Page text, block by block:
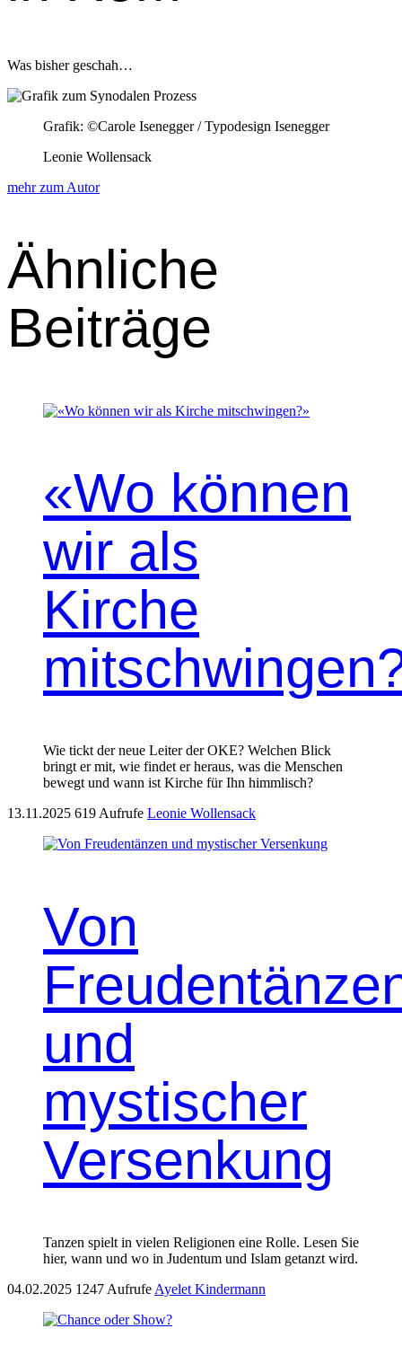
Was bish­er geschah…
Grafik: ©Car­ole Iseneg­ger / Typode­sign Iseneg­ger
Leonie Wollensack
mehr zum Autor
Ähnliche
Beiträge
«Wo können
wir als
Kirche
Wie tickt der neue Leiter der OKE? Welchen Blick
bringt er mit, wie findet er heraus, was die Menschen
bewegt und wann ist Kirche für Ihn himmlisch?
13.11.2025 619 Aufrufe Leonie Wollensack
Von
und
mystischer
Versenkung
Tanzen spielt in vielen Religionen eine Rolle. Lesen Sie
hier, wann und wo in Judentum und Islam getanzt wird.
04.02.2025 1247 Aufrufe Ayelet Kindermann